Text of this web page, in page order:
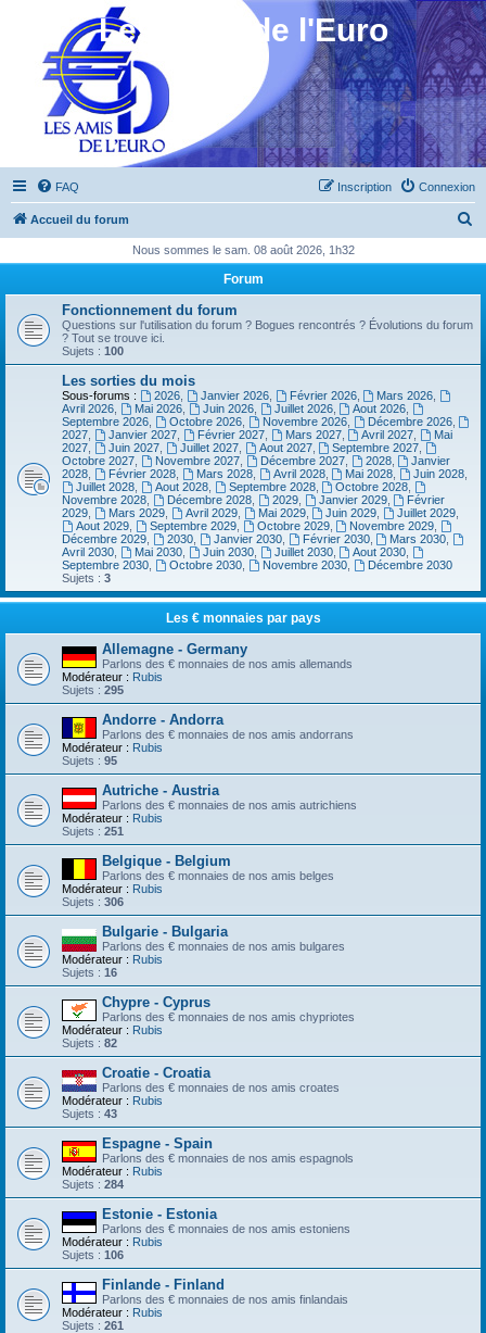
Les Amis de l'Euro
FAQ Connexion
Inscription
Accueil du forum
h
Nous sommes le sam. 08 août 2026, 1h32
Forum
Fonctionnement du forum
Questions sur l'utilisation du forum ? Bogues rencontrés ? Évolutions du forum
? Tout se trouve ici.
Sujets : 100
Les sorties du mois
Sous-forums : 2026, Janvier 2026, Février 2026, Mars 2026
Avril 2026
Mai 2026, Juin 2026, Juillet 2026, Aout 2026
Septembre 2026
Octobre 2026, Novembre 2026, Décembre 2026,
2027
Janvier 2027, Février 2027, Mars 2027, Avril 2027
Mai
2027
Juin 2027, Juillet 2027, Aout 2027, Septembre 2027
Octobre 2027
Novembre 2027, Décembre 2027, 2028,
Janvier
2028
Février 2028, Mars 2028, Avril 2028, Mai 2028 Juin 2028
Juillet 2028, Aout 2028, Septembre 2028, Octobre 2028
Novembre 2028
Décembre 2028, 2029, Janvier 2029,
Février
2029
Mars 2029, Avril 2029, Mai 2029, Juin 2029 Juillet 2029
Aout 2029, Septembre 2029, Octobre 2029, Novembre 2029
Décembre 2029
2030, Janvier 2030, Février 2030, Mars 2030
Avril 2030
Mai 2030, Juin 2030, Juillet 2030, Aout 2030
Septembre 2030
Octobre 2030, Novembre 2030,
Décembre 2030
Sujets : 3
Les € monnaies par pays
Allemagne - Germany
Parlons des € monnaies de nos amis allemands
Modérateur : Rubis
Sujets : 295
Andorre - Andorra
Parlons des € monnaies de nos amis andorrans
Modérateur : Rubis
Sujets : 95
Autriche - Austria
Parlons des € monnaies de nos amis autrichiens
Modérateur : Rubis
Sujets : 251
Belgique - Belgium
Parlons des € monnaies de nos amis belges
Modérateur : Rubis
Sujets : 306
Bulgarie - Bulgaria
Parlons des € monnaies de nos amis bulgares
Modérateur : Rubis
Sujets : 16
Chypre - Cyprus
Parlons des € monnaies de nos amis chypriotes
Modérateur : Rubis
Sujets : 82
Croatie - Croatia
Parlons des € monnaies de nos amis croates
Modérateur : Rubis
Sujets : 43
Espagne - Spain
Parlons des € monnaies de nos amis espagnols
Modérateur : Rubis
Sujets : 284
Estonie - Estonia
Parlons des € monnaies de nos amis estoniens
Modérateur : Rubis
Sujets : 106
Finlande - Finland
Parlons des € monnaies de nos amis finlandais
Modérateur : Rubis
Sujets : 261